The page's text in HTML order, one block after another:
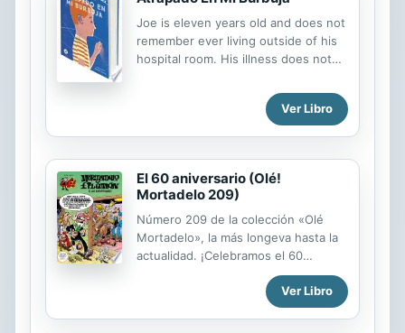
Joe is eleven years old and does not
remember ever living outside of his
hospital room. His illness does not
the few visits he receives can bring
dangerous microbes to his "bubble."
his life drastically changes when a
new nurse arrives from India in
search of a better life in the United
Kingdom.
Ver Libro
El 60 aniversario (Olé!
Mortadelo 209)
Número 209 de la colección «Olé
Mortadelo», la más longeva hasta la
actualidad. ¡Celebramos el 60
aniversario de Mortadelo y Filemón!
Mortadelo y Filemón cumplen
sesenta años, pero a persar de ello,
Ver Libro